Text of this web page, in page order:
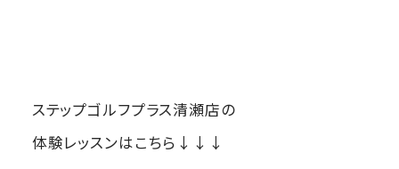
ステップゴルフプラス清瀬店の
体験レッスンはこちら↓↓↓